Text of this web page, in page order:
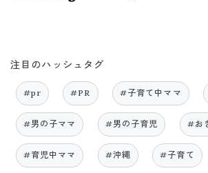
注目のハッシュタグ
#pr #PR #子育て中ママ
#男の子ママ #男の子育児 #お
#育児中ママ #沖縄 #子育て